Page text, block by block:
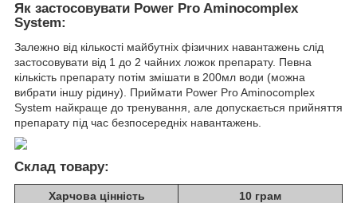
Як застосовувати Power Pro Aminocomplex
System:
Залежно від кількості майбутніх фізичних навантажень слід
застосовувати від 1 до 2 чайних ложок препарату. Певна
кількість препарату потім змішати в 200мл води (можна
вибрати іншу рідину). Приймати Power Pro Aminocomplex
System найкраще до тренування, але допускається прийняття
препарату під час безпосередніх навантажень.
Склад товару:
Харчова цінність
10 грам